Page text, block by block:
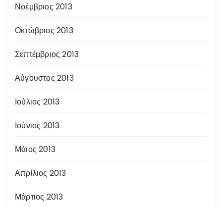
Νοέμβριος 2013
Οκτώβριος 2013
Σεπτέμβριος 2013
Αύγουστος 2013
Ιούλιος 2013
Ιούνιος 2013
Μάιος 2013
Απρίλιος 2013
Μάρτιος 2013